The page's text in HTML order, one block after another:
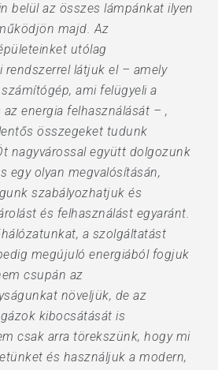
belül az összes lámpánkat ilyen
majd. Az
utólag
rendszerrel látjuk el – amely
ami felügyeli a
energia felhasználását – ,
összegeket tudunk
nagyvárossal együtt dolgozunk
egy olyan megvalósításán,
szabályozhatjuk és
és felhasználást egyaránt.
a szolgáltatást
megújuló energiából fogjuk
csupán az
növeljük, de az
kibocsátását is
csak arra törekszünk, hogy mi
és használjuk a modern,